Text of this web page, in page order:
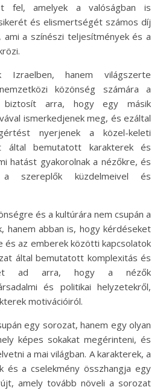
fel, amelyek a valóságban is
és elismertségét számos díj
a színészi teljesítmények és a
Izraelben, hanem világszerte
közönség számára a
biztosít arra, hogy egy másik
ismerkedjenek meg, és ezáltal
nyerjenek a közel-keleti
által bemutatott karakterek és
hatást gyakorolnak a nézőkre, és
a szereplők küzdelmeivel és
és a kultúrára nem csupán a
hanem abban is, hogy kérdéseket
és az emberek közötti kapcsolatok
által bemutatott komplexitás és
ad arra, hogy a nézők
és politikai helyzetekről,
motivációiról.
egy sorozat, hanem egy olyan
képes sokakat megérinteni, és
a mai világban. A karakterek, a
és a cselekmény összhangja egy
amely tovább növeli a sorozat